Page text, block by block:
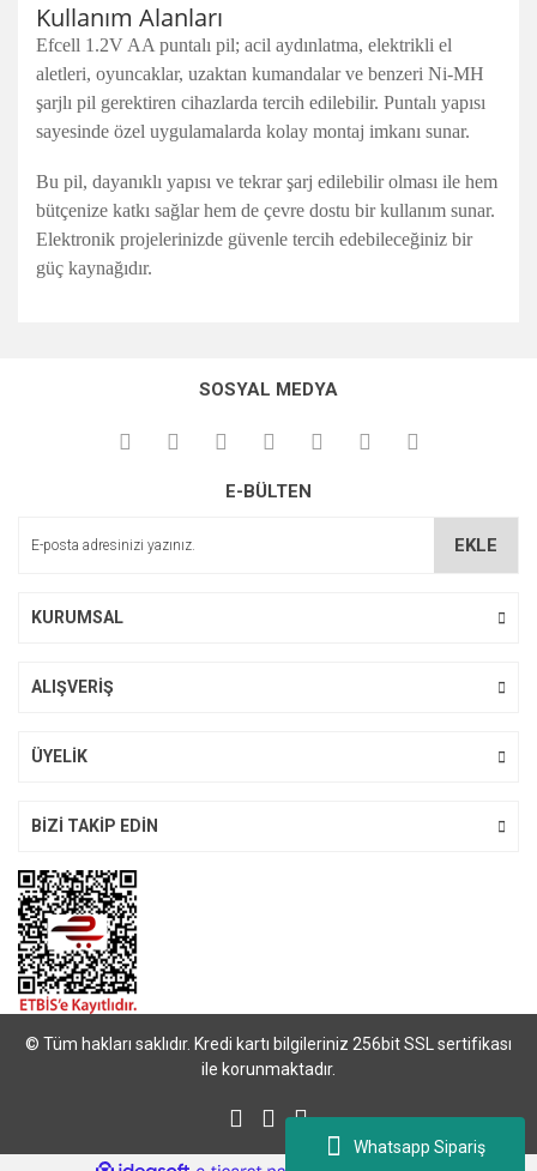
Whatsapp Sipariş
Kullanım Alanları
Efcell 1.2V AA puntalı pil; acil aydınlatma, elektrikli el
aletleri, oyuncaklar, uzaktan kumandalar ve benzeri Ni-MH
şarjlı pil gerektiren cihazlarda tercih edilebilir. Puntalı yapısı
sayesinde özel uygulamalarda kolay montaj imkanı sunar.
Bu pil, dayanıklı yapısı ve tekrar şarj edilebilir olması ile hem
bütçenize katkı sağlar hem de çevre dostu bir kullanım sunar.
Elektronik projelerinizde güvenle tercih edebileceğiniz bir
güç kaynağıdır.
kullanarak tarafımıza iletebilirsiniz.
Görüş ve önerileriniz için teşekkür ederiz.
Ürün açıklamasında eksik bilgiler bulunuyor.
SOSYAL MEDYA
E-BÜLTEN
EKLE
KURUMSAL
ALIŞVERİŞ
ÜYELİK
BİZİ TAKİP EDİN
© Tüm hakları saklıdır. Kredi kartı bilgileriniz 256bit SSL sertifikası
ile korunmaktadır.